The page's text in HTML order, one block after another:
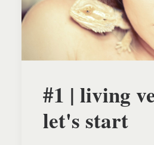
#1 | living
let's start